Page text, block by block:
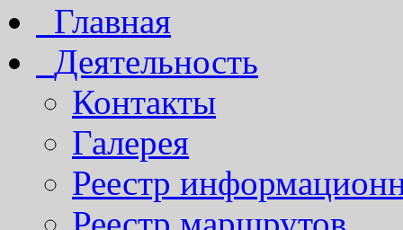
Главная
Деятельность
Контакты
Галерея
Реестр